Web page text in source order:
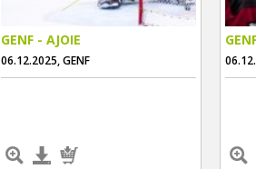
GENF - AJOIE
06.12.2025, GENF